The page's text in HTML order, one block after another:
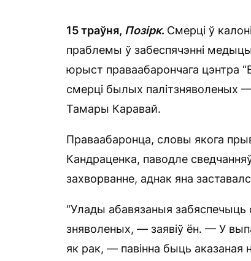
15 траўня, Позірк. Смерці ў
праблемы ў забеспячэнні
юрыст праваабарончага цэнтра
смерці былых палітзняволеных
Тамары Каравай.
Праваабаронца, словы якога
Кандраценка, паводле
захворванне, аднак яна
“Улады абавязаныя забяспечыць
зняволеных, — заявіў ён. — У
як рак, — павінна быць